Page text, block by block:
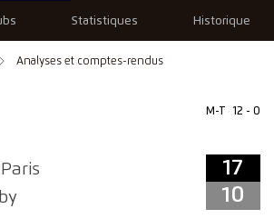
Statistiques Historique
Analyses et comptes-rendus
M-T 12 - 0
17
10